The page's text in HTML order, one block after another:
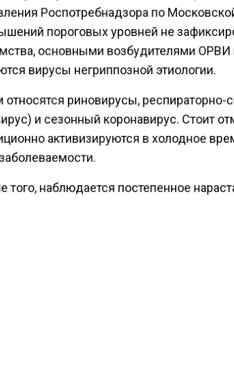
Роспотребнадзора по
пороговых уровней не
основными возбудителями ОРВИ
вирусы негриппозной этиологии.
относятся риновирусы, респираторно-
и сезонный коронавирус. Стоит
активизируются в холодное
того, наблюдается постепенное